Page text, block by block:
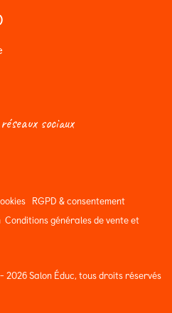
sociaux
RGPD & consentement
Conditions générales de vente et
2026 Salon Éduc, tous droits réservés